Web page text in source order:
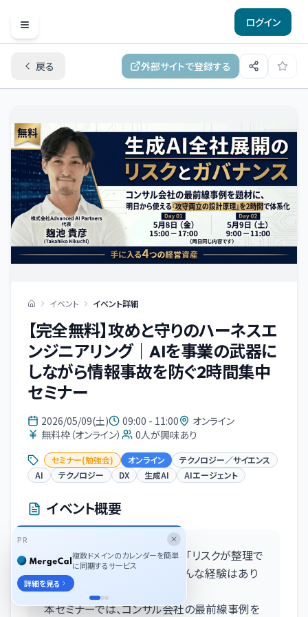
Open menu
ログイン
戻る 外部サイトで登録する
イベント イベント詳細
【完全無料】攻めと守りのハーネスエ
ンジニアリング｜AIを事業の武器に
しながら情報事故を防ぐ2時間集中
セミナー
2026/05/09(土) 09:00 - 11:00
オンライン
無料枠（オンライン）
0人が興味あり
セミナー(勉強会) オンライン
テクノロジー／サイエンス
AI
テクノロジー DX 生成AI AIエージェント
イベント概要
生成AIを全社展開したいのに、「リスクが整理で
きない」と差し戻される——そんな経験はあり
ませんか？
本セミナーでは、コンサル会社の最前線事例を
PR
複数ドメインのカレンダーを簡単
に同期するサービス
詳細を見る